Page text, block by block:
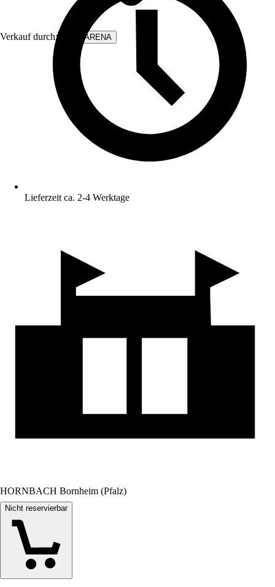
Verkauf durch: WALLARENA
Lieferzeit ca. 2-4 Werktage
HORNBACH Bornheim (Pfalz)
Nicht reservierbar